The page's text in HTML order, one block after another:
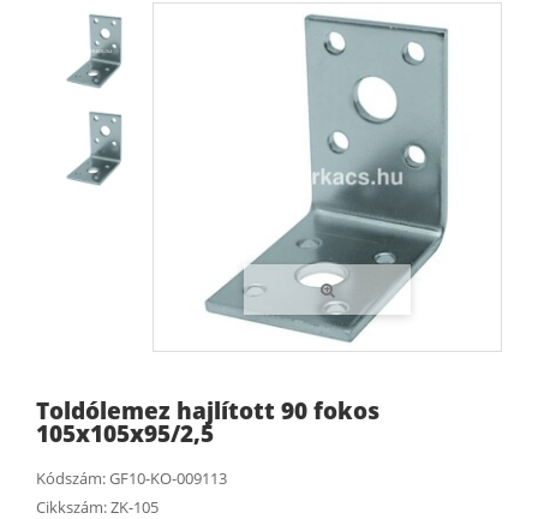
Toldólemez hajlított 90 fokos
105x105x95/2,5
Kódszám:GF10-KO-009113
Cikkszám:ZK-105